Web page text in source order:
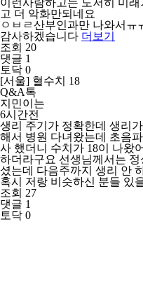
이런사람하고는 도저히 미
고 더 악화만되네요
ㅇㅂㄹ산부인과만 나와서ㅠ
감사하겠습니다 더보기
조회 20
댓글 1
토닥 0
[서울] 혈수치 18
Q&A톡
지민이는
6시간전
생리 주기가 정확한데 생리
해서 병원 다녀왔는데 초음
사 했더니 수치가 18이 나왔
하더라구요 선생님께서는
셨는데 다음주까지 생리 안
혹시 저랑 비슷하신 분들 있
조회 27
댓글 1
토닥 0